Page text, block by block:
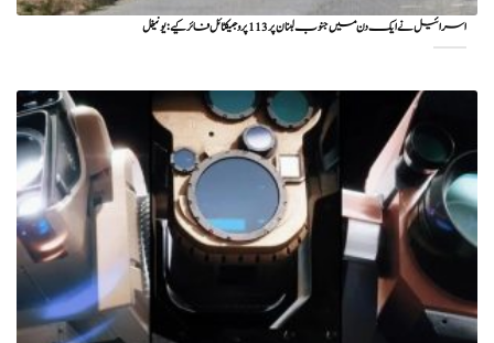
اسرائیل نے ایک دن میں جنوب لبنان پر 113 پروجیکٹائل فائر کیے: یونیفل